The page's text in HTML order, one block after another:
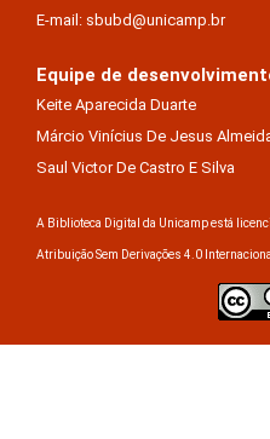
E-mail: sbubd@unicamp.br
Equipe de
Keite Aparecida Duarte
Márcio Vinícius De Jesus
Saul Victor De Castro E Silva
A Biblioteca Digital da Unicamp está
Atribuição Sem Derivações 4.0 Internacional